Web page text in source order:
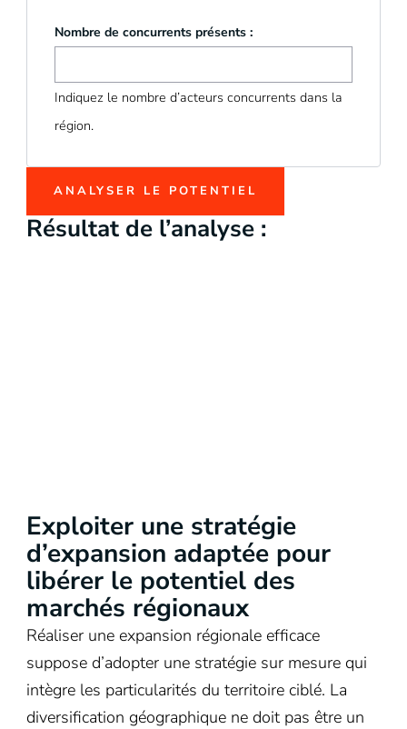
Nombre de concurrents présents :
Indiquez le nombre d’acteurs concurrents dans la
région.
ANALYSER LE POTENTIEL
Résultat de l’analyse :
Exploiter une stratégie
d’expansion adaptée pour
libérer le potentiel des
marchés régionaux
Réaliser une expansion régionale efficace
suppose d’adopter une stratégie sur mesure qui
intègre les particularités du territoire ciblé. La
diversification géographique ne doit pas être un